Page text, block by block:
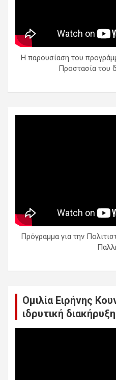
Η παρουσίαση του
Προστασία του
Πρόγραμμα για την
Ομιλία Ειρήνης
ιδρυτική διακήρυξη